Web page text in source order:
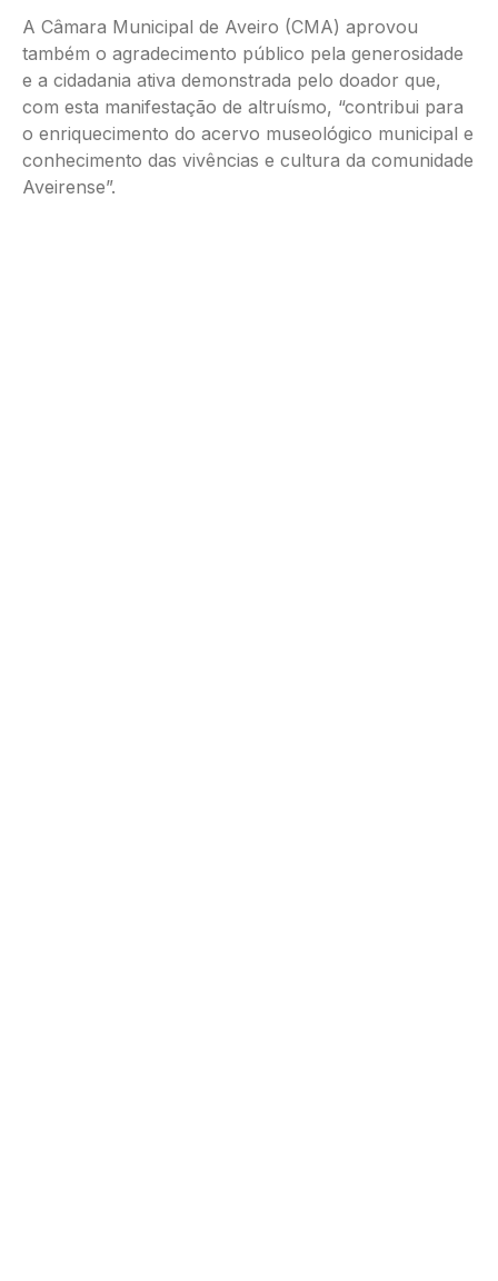
A Câmara Municipal de Aveiro (CMA) aprovou
também o agradecimento público pela generosidade
e a cidadania ativa demonstrada pelo doador que,
com esta manifestação de altruísmo, “contribui para
o enriquecimento do acervo museológico municipal e
conhecimento das vivências e cultura da comunidade
Aveirense”.